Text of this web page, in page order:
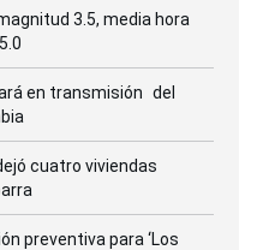
3.5, media hora
en transmisión del
cuatro viviendas
preventiva para ‘Los